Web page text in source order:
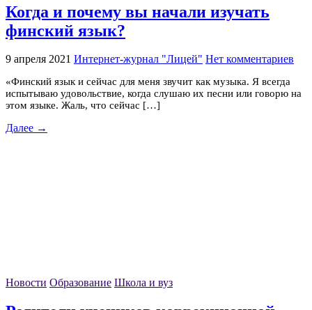
Когда и почему вы начали изучать
финский язык?
9 апреля 2021 Интернет-журнал "Лицей" Нет комментариев
«Финский язык и сейчас для меня звучит как музыка. Я всегда
испытываю удовольствие, когда слушаю их песни или говорю на
этом языке. Жаль, что сейчас […]
Далее →
Новости Образование Школа и вуз